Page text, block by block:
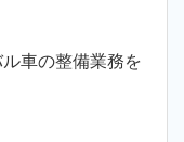
車の整備業務を